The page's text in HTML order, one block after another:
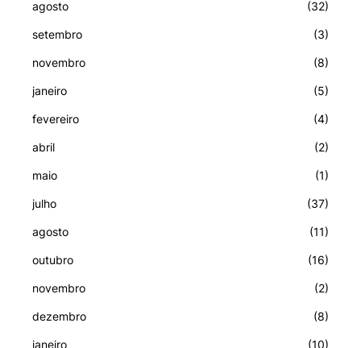
agosto (32)
setembro (3)
novembro (8)
janeiro (5)
fevereiro (4)
abril (2)
maio (1)
julho (37)
agosto (11)
outubro (16)
novembro (2)
dezembro (8)
janeiro (10)